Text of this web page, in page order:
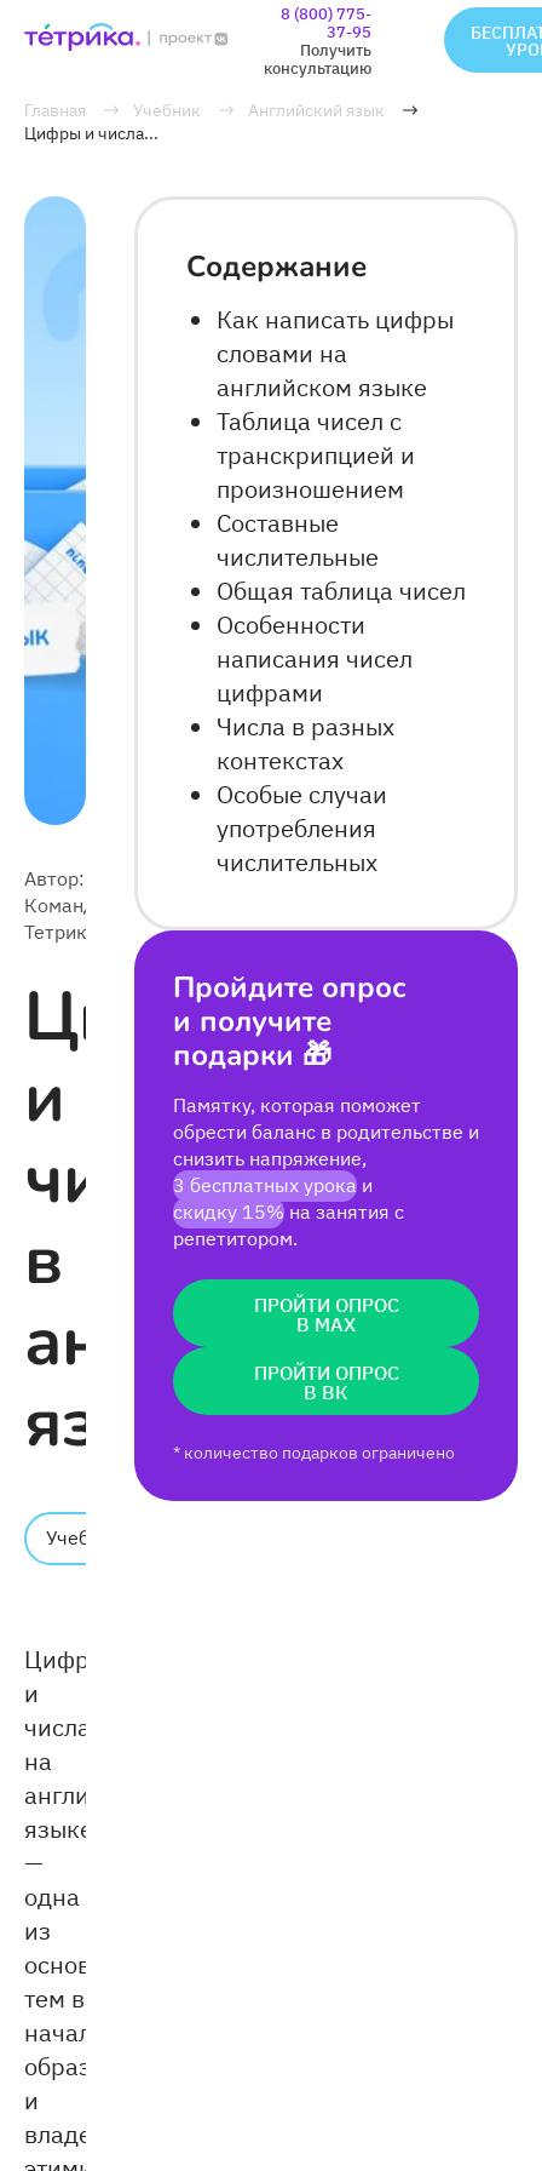
8 (800) 775-
37-95
Получить
консультацию
Главная Учебник
Английский язык
Цифры и числа...
Автор:
Команда
Тетрики
08-05
Цифры
и
числа
в
английском
языке
Учебник
Цифры
и
числа
на
английском
языке
—
одна
из
основополагающих
тем в
начальном
образовании,
и
владение
Содержание
Как написать цифры
словами на
английском языке
Таблица чисел с
транскрипцией и
произношением
Составные
числительные
Общая таблица чисел
Особенности
написания чисел
цифрами
Числа в разных
контекстах
Особые случаи
употребления
числительных
Пройдите опрос
и получите
подарки 🎁
Памятку, которая поможет
обрести баланс в родительстве и
снизить напряжение,
3 бесплатных урока и
скидку 15%на занятия с
репетитором.
ПРОЙТИ ОПРОС
В MAX
ПРОЙТИ ОПРОС
В ВК
* количество подарков ограничено